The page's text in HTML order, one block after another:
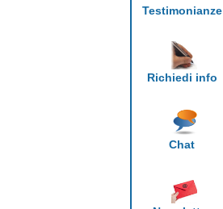
Testimonianze
Richiedi info
Chat